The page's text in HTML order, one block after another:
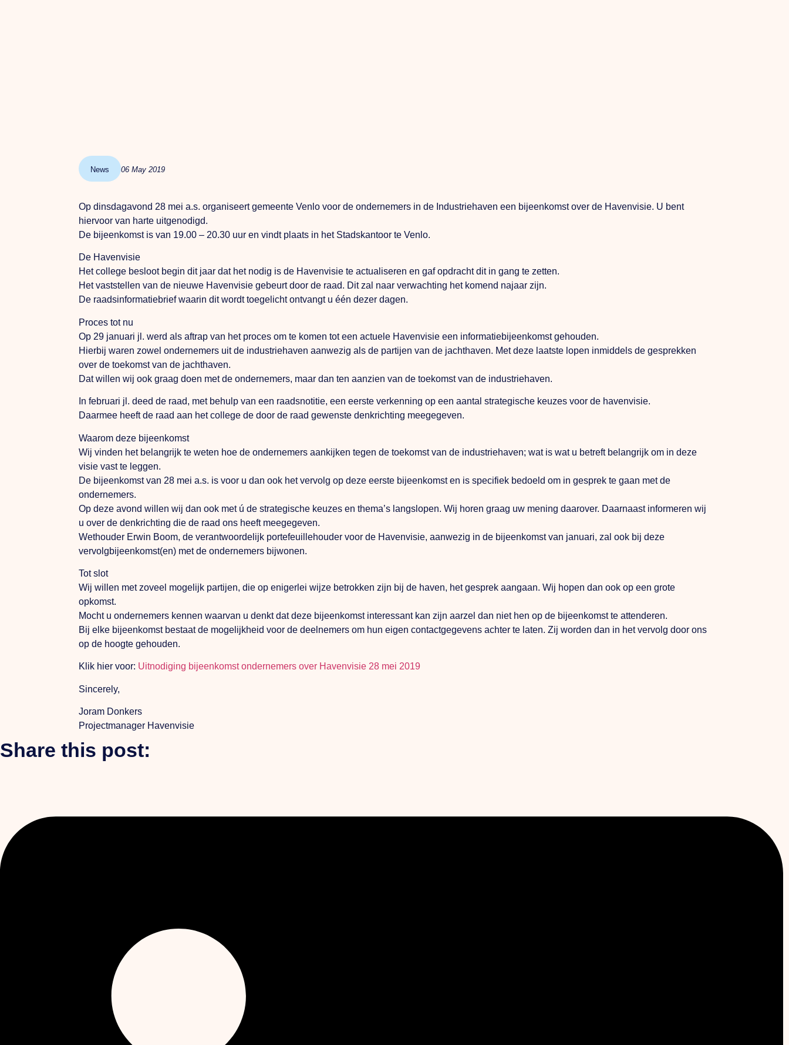
News 06 May 2019
Op dinsdagavond 28 mei a.s. organiseert gemeente Venlo voor de ondernemers in de Industriehaven een bijeenkomst over de Havenvisie. U bent
hiervoor van harte uitgenodigd.
De bijeenkomst is van 19.00 – 20.30 uur en vindt plaats in het Stadskantoor te Venlo.
De Havenvisie
Het college besloot begin dit jaar dat het nodig is de Havenvisie te actualiseren en gaf opdracht dit in gang te zetten.
Het vaststellen van de nieuwe Havenvisie gebeurt door de raad. Dit zal naar verwachting het komend najaar zijn.
De raadsinformatiebrief waarin dit wordt toegelicht ontvangt u één dezer dagen.
Proces tot nu
Op 29 januari jl. werd als aftrap van het proces om te komen tot een actuele Havenvisie een informatiebijeenkomst gehouden.
Hierbij waren zowel ondernemers uit de industriehaven aanwezig als de partijen van de jachthaven. Met deze laatste lopen inmiddels de gesprekken
over de toekomst van de jachthaven.
Dat willen wij ook graag doen met de ondernemers, maar dan ten aanzien van de toekomst van de industriehaven.
In februari jl. deed de raad, met behulp van een raadsnotitie, een eerste verkenning op een aantal strategische keuzes voor de havenvisie.
Daarmee heeft de raad aan het college de door de raad gewenste denkrichting meegegeven.
Waarom deze bijeenkomst
Wij vinden het belangrijk te weten hoe de ondernemers aankijken tegen de toekomst van de industriehaven; wat is wat u betreft belangrijk om in deze
visie vast te leggen.
De bijeenkomst van 28 mei a.s. is voor u dan ook het vervolg op deze eerste bijeenkomst en is specifiek bedoeld om in gesprek te gaan met de
ondernemers.
Op deze avond willen wij dan ook met ú de strategische keuzes en thema’s langslopen. Wij horen graag uw mening daarover. Daarnaast informeren wij
u over de denkrichting die de raad ons heeft meegegeven.
Wethouder Erwin Boom, de verantwoordelijk portefeuillehouder voor de Havenvisie, aanwezig in de bijeenkomst van januari, zal ook bij deze
vervolgbijeenkomst(en) met de ondernemers bijwonen.
Tot slot
Wij willen met zoveel mogelijk partijen, die op enigerlei wijze betrokken zijn bij de haven, het gesprek aangaan. Wij hopen dan ook op een grote
opkomst.
Mocht u ondernemers kennen waarvan u denkt dat deze bijeenkomst interessant kan zijn aarzel dan niet hen op de bijeenkomst te attenderen.
Bij elke bijeenkomst bestaat de mogelijkheid voor de deelnemers om hun eigen contactgegevens achter te laten. Zij worden dan in het vervolg door ons
op de hoogte gehouden.
Klik hier voor: Uitnodiging bijeenkomst ondernemers over Havenvisie 28 mei 2019
Sincerely,
Joram Donkers
Projectmanager Havenvisie
Share this post: